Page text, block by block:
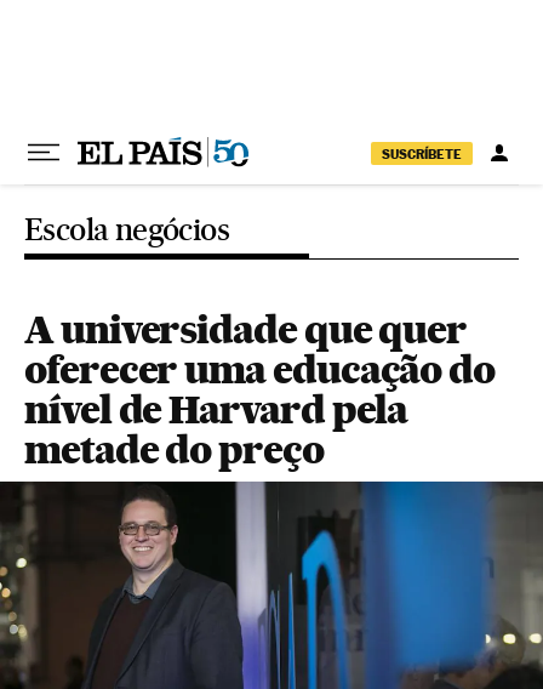
SUSCRÍBETE
Escola negócios
A universidade que quer
oferecer uma educação do
nível de Harvard pela
metade do preço